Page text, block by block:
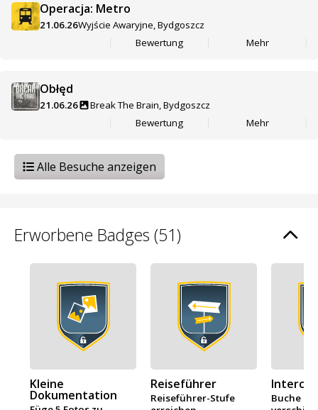
Operacja: Metro
21.06.26Wyjście Awaryjne, Bydgoszcz
Bewertung
Mehr
Obłęd
21.06.26
Break The Brain, Bydgoszcz
Bewertung
Mehr
Alle Besuche anzeigen
Erworbene Badges (51)
Kleine
Dokumentation
Reiseführer
Reiseführer-Stufe
Buche